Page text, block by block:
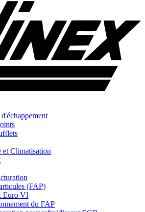
et Climatisation
(FAP)
Euro VI
du FAP